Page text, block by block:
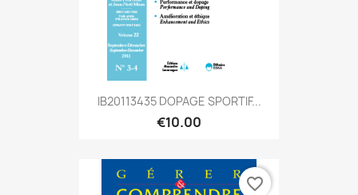
IB20113435 DOPAGE SPORTIF...
€10.00
favorite_border